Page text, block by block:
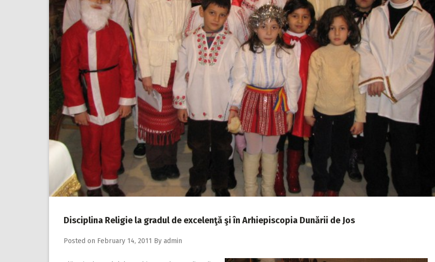
Disciplina Religie la gradul de excelenţă şi în Arhiepiscopia Dunării de Jos
Posted on February 14, 2011 By admin